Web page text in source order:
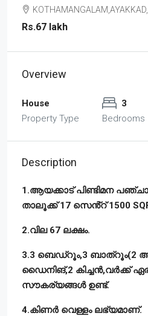
Rs.67 lakh
Overview
House
Property Type
3
Bedrooms
Description
1.ആയക്കാട് പിണ്ടിമന
താലൂക്ക് 17 സെൻ്റ് 1500
2.വില 67 ലക്ഷം.
3.3 ബെഡ്റൂം,3 ബാത്റൂം(2
ഡൈനിങ്,2 കിച്ചൻ,വർക്ക്
സൗകര്യങ്ങൾ ഉണ്ട്.
4.കിണർ വെള്ളം ലഭ്യമാണ്.